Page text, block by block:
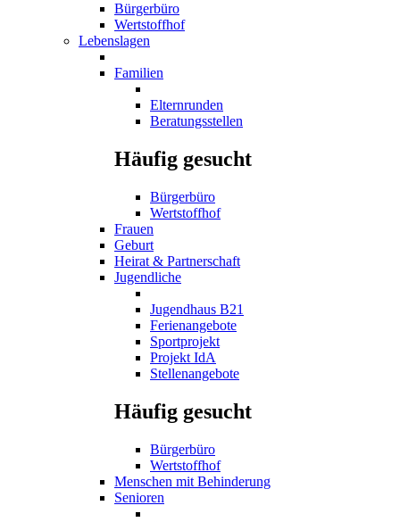
Bürgerbüro
Wertstoffhof
Lebenslagen
Familien
Elternrunden
Beratungsstellen
Häufig gesucht
Bürgerbüro
Wertstoffhof
Frauen
Geburt
Heirat & Partnerschaft
Jugendliche
Jugendhaus B21
Ferienangebote
Sportprojekt
Projekt IdA
Stellenangebote
Häufig gesucht
Bürgerbüro
Wertstoffhof
Menschen mit Behinderung
Senioren